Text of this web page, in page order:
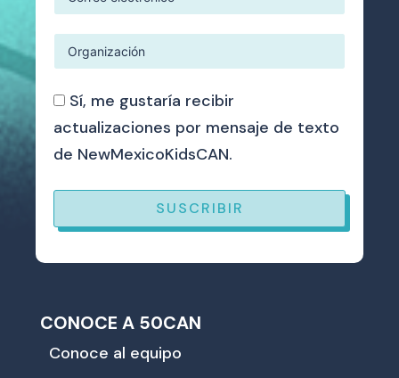
Sí, me gustaría recibir
actualizaciones por mensaje de texto
de NewMexicoKidsCAN.
SUSCRIBIR
CONOCE A 50CAN
Conoce al equipo